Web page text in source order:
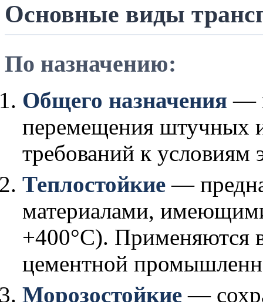
Основные виды
По назначению:
Общего назначения —
перемещения штучных
требований к условиям
Теплостойкие —
материалами,
+400°C). Применяются
цементной
Морозостойкие —